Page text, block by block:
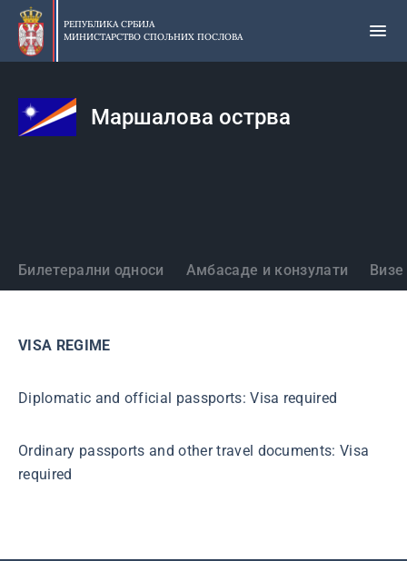
Прескочи
главни
део
РЕПУБЛИКА СРБИЈА
МИНИСТАРСТВО СПОЉНИХ ПОСЛОВА
Маршалова острва
Државе
Билетерални односи Амбасаде и конзулати
VISA REGIME
Diplomatic and official passports: Visa required
Ordinary passports and other travel documents: Visa
required